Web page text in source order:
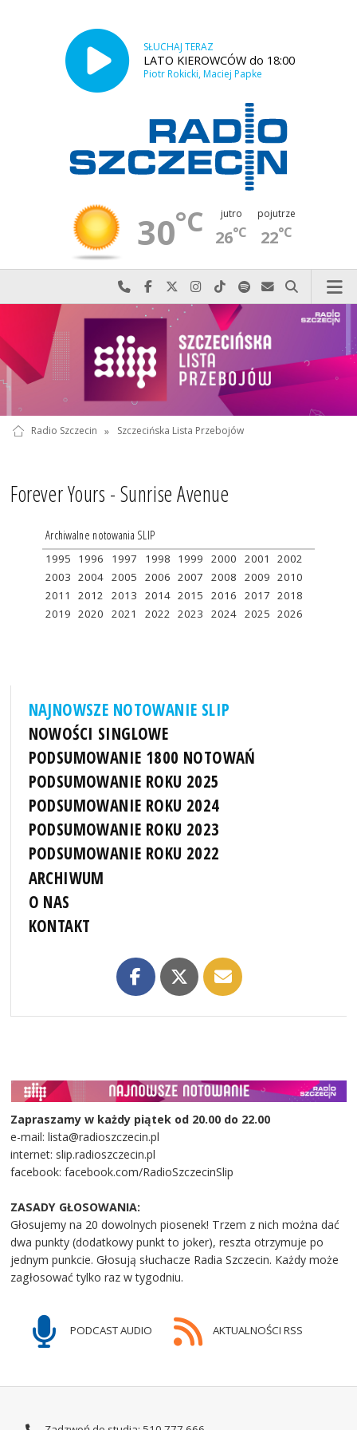
SŁUCHAJ TERAZ
LATO KIEROWCÓW do 18:00
Piotr Rokicki, Maciej Papke
30°C jutro
26°C
pojutrze
22°C
Najlepiej po prostu do nas zadzwoń
Odwiedź nas na Facebook-u
Odwiedź nas na X
Odwiedź nas na Instagram-ie
Odwiedź nas na TikTok-u
Szukaj nas na Spotify
Wyślij do nas
Szukaj
Radio Szczecin » Szczecińska Lista Przebojów
Forever Yours - Sunrise Avenue
Archiwalne notowania SLIP
1995 1996 1997 1998 1999 2000 2001
2002
2003 2004 2005 2006 2007 2008 2009 2010
2011
2012 2013 2014 2015 2016 2017 2018
2019 2020 2021 2022 2023 2024 2025 2026
NAJNOWSZE NOTOWANIE SLIP
NOWOŚCI SINGLOWE
PODSUMOWANIE 1800 NOTOWAŃ
PODSUMOWANIE ROKU 2025
PODSUMOWANIE ROKU 2024
PODSUMOWANIE ROKU 2023
PODSUMOWANIE ROKU 2022
ARCHIWUM
O NAS
KONTAKT
Zapraszamy w każdy piątek od 20.00 do 22.00
e-mail: lista@radioszczecin.pl
internet: slip.radioszczecin.pl
facebook: facebook.com/RadioSzczecinSlip
ZASADY GŁOSOWANIA:
Głosujemy na 20 dowolnych piosenek! Trzem z nich można dać
dwa punkty (dodatkowy punkt to joker), reszta otrzymuje po
jednym punkcie. Głosują słuchacze Radia Szczecin. Każdy może
zagłosować tylko raz w tygodniu.
PODCAST AUDIO AKTUALNOŚCI RSS